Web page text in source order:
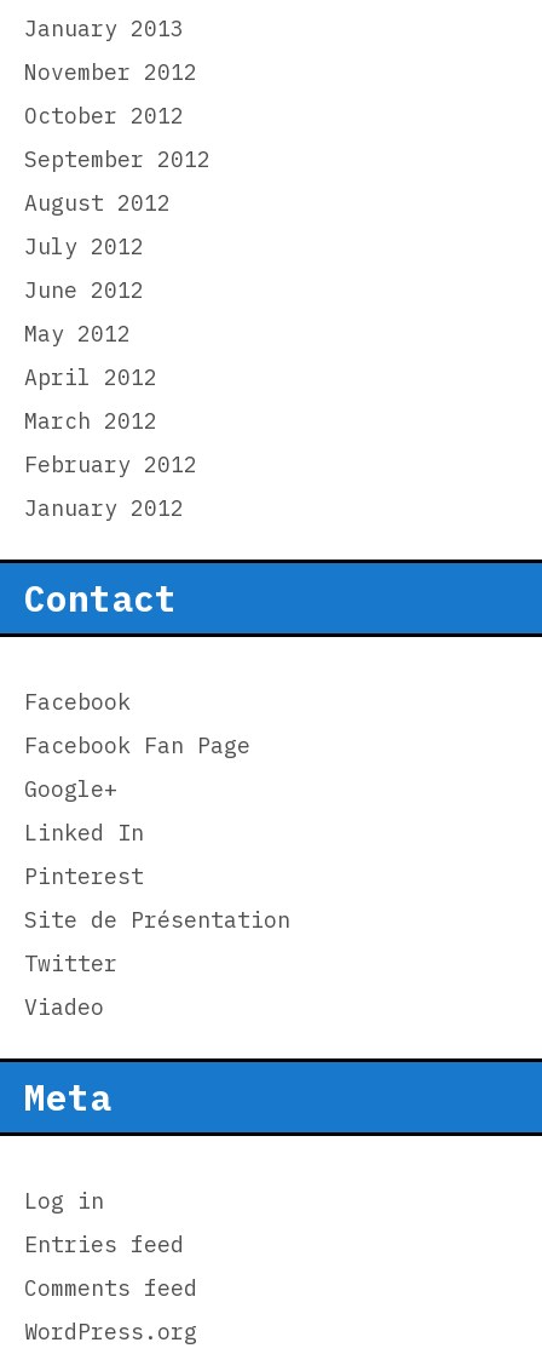
January 2013
November 2012
October 2012
September 2012
August 2012
July 2012
June 2012
May 2012
April 2012
March 2012
February 2012
January 2012
Contact
Facebook
Facebook Fan Page
Google+
Linked In
Pinterest
Site de Présentation
Twitter
Viadeo
Meta
Log in
Entries feed
Comments feed
WordPress.org